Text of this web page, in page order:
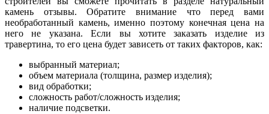
камень отзывы. Обратите внимание что перед вами
необработанный камень, именно поэтому конечная цена на
него не указана. Если вы хотите заказать изделие из
травертина, то его цена будет зависеть от таких факторов, как:
выбранный материал;
объем материала (толщина, размер изделия);
вид обработки;
сложность работ/сложность изделия;
наличие подсветки.